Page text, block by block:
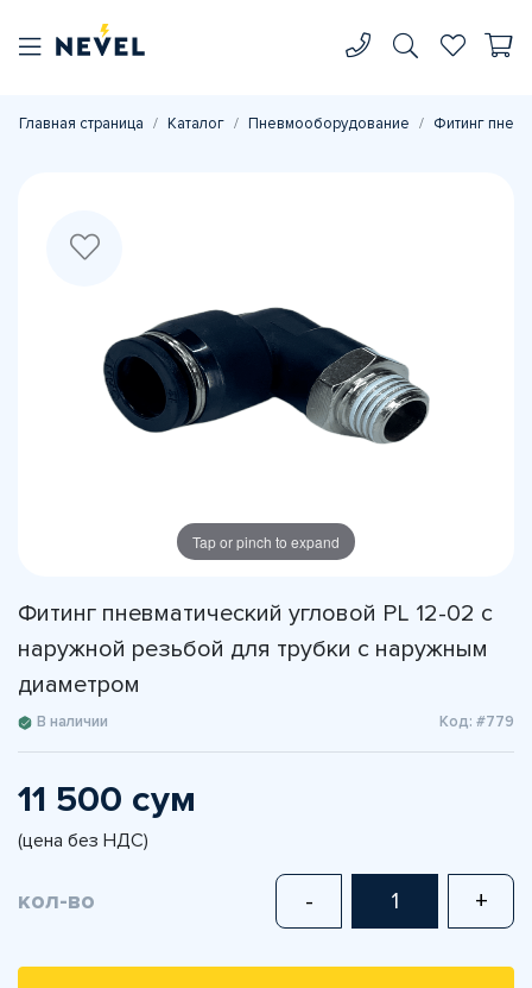
Главная страница Каталог Пневмооборудование Фитинг
Tap or pinch to expand
Фитинг пневматический угловой PL 12-02 с
наружной резьбой для трубки с наружным
диаметром
В наличии Код: #779
11 500 сум
(цена без НДС)
кол-во - +